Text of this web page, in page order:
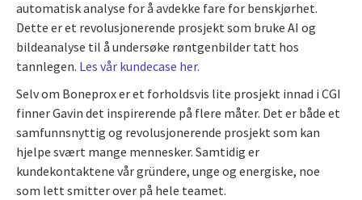
automatisk analyse for å avdekke fare for benskjørhet.
Dette er et revolusjonerende prosjekt som bruke AI og
bildeanalyse til å undersøke røntgenbilder tatt hos
tannlegen. Les vår kundecase her.
Selv om Boneprox er et forholdsvis lite prosjekt innad i CGI
finner Gavin det inspirerende på flere måter. Det er både et
samfunnsnyttig og revolusjonerende prosjekt som kan
hjelpe svært mange mennesker. Samtidig er
kundekontaktene vår gründere, unge og energiske, noe
som lett smitter over på hele teamet.